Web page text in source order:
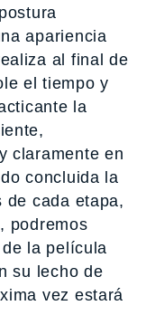
apariencia
al final de
el tiempo y
la
claramente en
concluida la
de cada etapa,
podremos
la película
su lecho de
vez estará